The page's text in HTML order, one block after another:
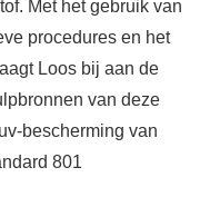
Met het gebruik van
procedures en het
Loos bij aan de
van deze
bescherming van
801